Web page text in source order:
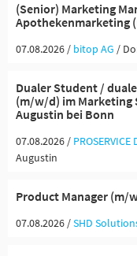
(Senior) Marketing
Apothekenmarketing
07.08.2026 / bitop AG /
Dualer Student /
(m/w/d) im Marketing
Augustin bei Bonn
07.08.2026 /
Augustin
Product Manager (m/
07.08.2026 /SHD